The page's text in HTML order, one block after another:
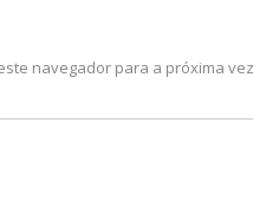
12:56 Virginia Fonseca
navegador para a próxima